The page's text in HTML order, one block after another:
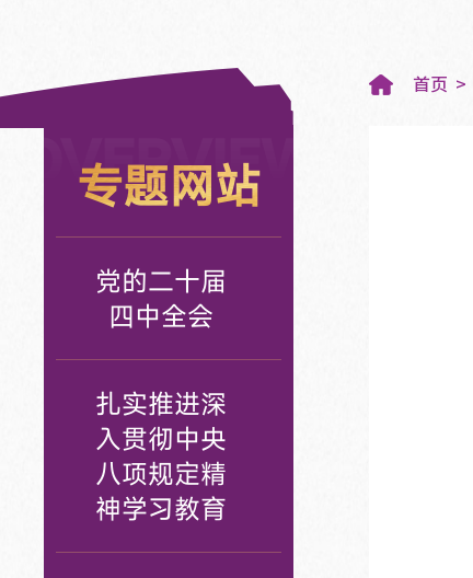
OVERVIEW
专题网站
党的二十届
四中全会
扎实推进深
入贯彻中央
八项规定精
神学习教育
首页